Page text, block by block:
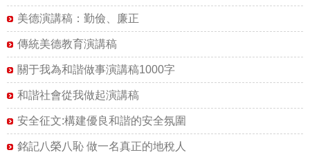
美德演講稿：勤儉、廉正
傳統美德教育演講稿
關于我為和諧做事演講稿1000字
和諧社會從我做起演講稿
安全征文:構建優良和諧的安全氛圍
銘記八榮八恥 做一名真正的地稅人